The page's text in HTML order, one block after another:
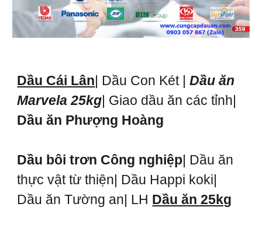
Dầu Cái Lân| Dầu Con Két |Dầu ăn
Marvela 25kg| Giao dầu ăn các tỉnh|
Dầu ăn Phượng Hoàng
Dầu bôi trơn Công nghiệp| Dầu ăn
thực vật từ thiện| Dầu Happi koki|
Dầu ăn Tường an| LH Dầu ăn 25kg